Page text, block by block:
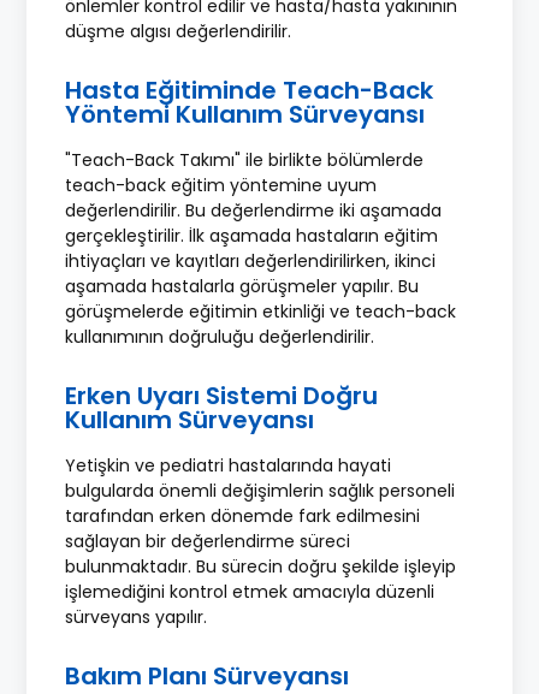
önlemler kontrol edilir ve hasta/hasta yakınının
düşme algısı değerlendirilir.
Hasta Eğitiminde Teach-Back
Yöntemi Kullanım Sürveyansı
"Teach-Back Takımı" ile birlikte bölümlerde
teach-back eğitim yöntemine uyum
değerlendirilir. Bu değerlendirme iki aşamada
gerçekleştirilir. İlk aşamada hastaların eğitim
ihtiyaçları ve kayıtları değerlendirilirken, ikinci
aşamada hastalarla görüşmeler yapılır. Bu
görüşmelerde eğitimin etkinliği ve teach-back
kullanımının doğruluğu değerlendirilir.
Erken Uyarı Sistemi Doğru
Kullanım Sürveyansı
Yetişkin ve pediatri hastalarında hayati
bulgularda önemli değişimlerin sağlık personeli
tarafından erken dönemde fark edilmesini
sağlayan bir değerlendirme süreci
bulunmaktadır. Bu sürecin doğru şekilde işleyip
işlemediğini kontrol etmek amacıyla düzenli
sürveyans yapılır.
Bakım Planı Sürveyansı